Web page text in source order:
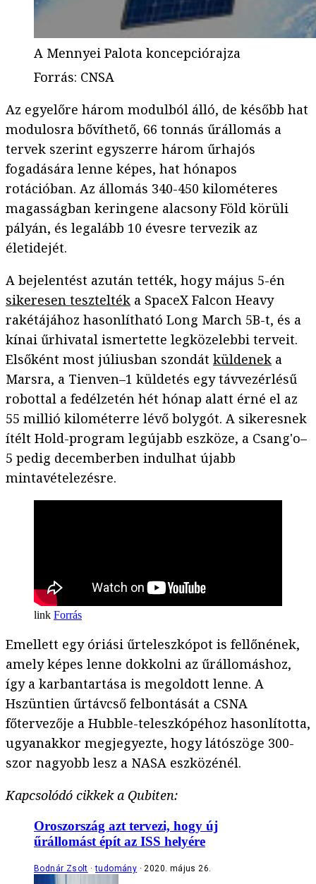
A Mennyei Palota koncepciórajza
Forrás: CNSA
Az egyelőre három modulból álló, de később hat
modulosra bővíthető, 66 tonnás űrállomás a
tervek szerint egyszerre három űrhajós
fogadására lenne képes, hat hónapos
rotációban. Az állomás 340-450 kilométeres
magasságban keringene alacsony Föld körüli
pályán, és legalább 10 évesre tervezik az
életidejét.
A bejelentést azután tették, hogy május 5-én
sikeresen tesztelték a SpaceX Falcon Heavy
rakétájához hasonlítható Long March 5B-t, és a
kínai űrhivatal ismertette legközelebbi terveit.
Elsőként most júliusban szondát küldenek a
Marsra, a Tienven–1 küldetés egy távvezérlésű
robottal a fedélzetén hét hónap alatt érné el az
55 millió kilométerre lévő bolygót. A sikeresnek
ítélt Hold-program legújabb eszköze, a Csang'o–
5 pedig decemberben indulhat újabb
mintavételezésre.
Forrás
Emellett egy óriási űrteleszkópot is fellőnének,
amely képes lenne dokkolni az űrállomáshoz,
így a karbantartása is megoldott lenne. A
Hszüntien űrtávcső felbontását a CSNA
főtervezője a Hubble-teleszkópéhoz hasonlította,
ugyanakkor megjegyezte, hogy látószöge 300-
szor nagyobb lesz a NASA eszközénél.
Kapcsolódó cikkek a Qubiten:
Oroszország azt tervezi, hogy új
űrállomást épít az ISS helyére
Bodnár Zsolt tudomány 2020. május 26.